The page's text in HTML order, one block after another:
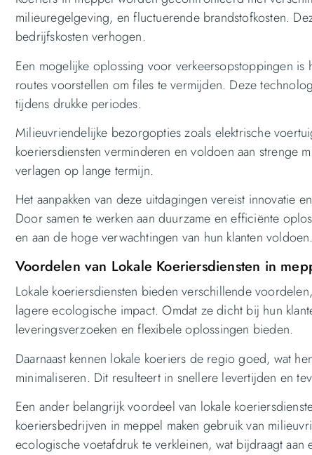
milieuregelgeving, en fluctuerende brandstofkosten.
bedrijfskosten verhogen.
Een mogelijke oplossing voor verkeersopstoppingen
routes voorstellen om files te vermijden. Deze
tijdens drukke periodes.
Milieuvriendelijke bezorgopties zoals elektrische
koeriersdiensten verminderen en voldoen aan strenge
verlagen op lange termijn.
Het aanpakken van deze uitdagingen vereist innovatie
Door samen te werken aan duurzame en efficiënte
en aan de hoge verwachtingen van hun klanten voldoen.
Voordelen van Lokale Koeriersdiensten in
Lokale koeriersdiensten bieden verschillende
lagere ecologische impact. Omdat ze dicht bij hun
leveringsverzoeken en flexibele oplossingen bieden.
Daarnaast kennen lokale koeriers de regio goed, wat
minimaliseren. Dit resulteert in snellere levertijden en
Een ander belangrijk voordeel van lokale
koeriersbedrijven in meppel maken gebruik van
ecologische voetafdruk te verkleinen, wat bijdraagt